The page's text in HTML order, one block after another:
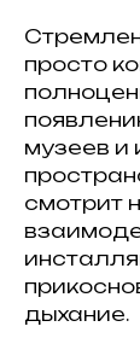
просто
музеев и
смотрит
дыхание.